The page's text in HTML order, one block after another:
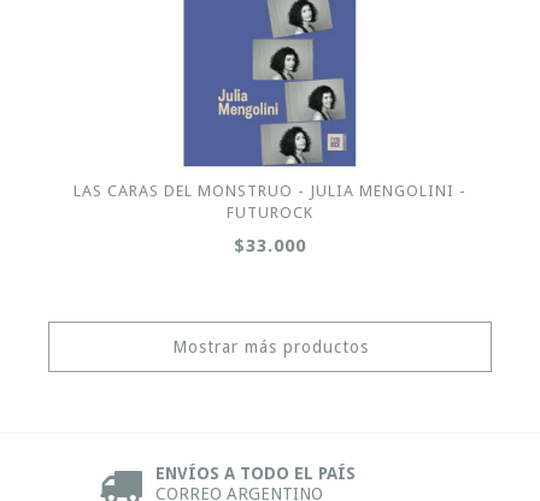
LAS CARAS DEL MONSTRUO - JULIA MENGOLINI -
FUTUROCK
$33.000
Mostrar más productos
ENVÍOS A TODO EL PAÍS
CORREO ARGENTINO